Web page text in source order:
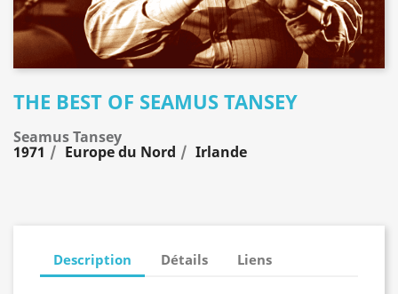
THE BEST OF SEAMUS TANSEY
Seamus Tansey
1971 Europe du Nord Irlande
Description Détails Liens